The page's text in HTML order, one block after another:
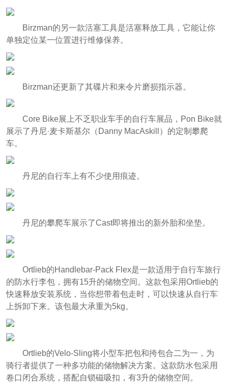
Birzman的另一款活塞工具是活塞释放工具，它能让你
单独定位某一位置进行维修保养。
Birzman还更新了其碟片和来令片磨损指示器。
Core Bike展上不乏职业车手的自行车展品，Pon Bike就
展示了丹尼·麦卡斯基尔（Danny MacAskill）的定制攀爬
车。
丹尼的自行车上有不少使用痕迹。
丹尼的攀爬车展示了Cast即将推出的新外胎和坐垫。
Ortlieb的Handlebar-Pack Flex是一款适用于自行车旅行
的防水行李包，拥有15升的储物空间。这款包采用Ortlieb的
快速释放安装系统，当你想带着包走时，可以快速从自行车
上拆卸下来。该包最大承重为5kg。
Ortlieb的Velo-Sling将小型车把包和挎包合二为一，为
骑行者提供了一种多功能的储物解决方案。这款防水包采用
卷口闭合系统，搭配自锁磁吸扣，有3升的储物空间。